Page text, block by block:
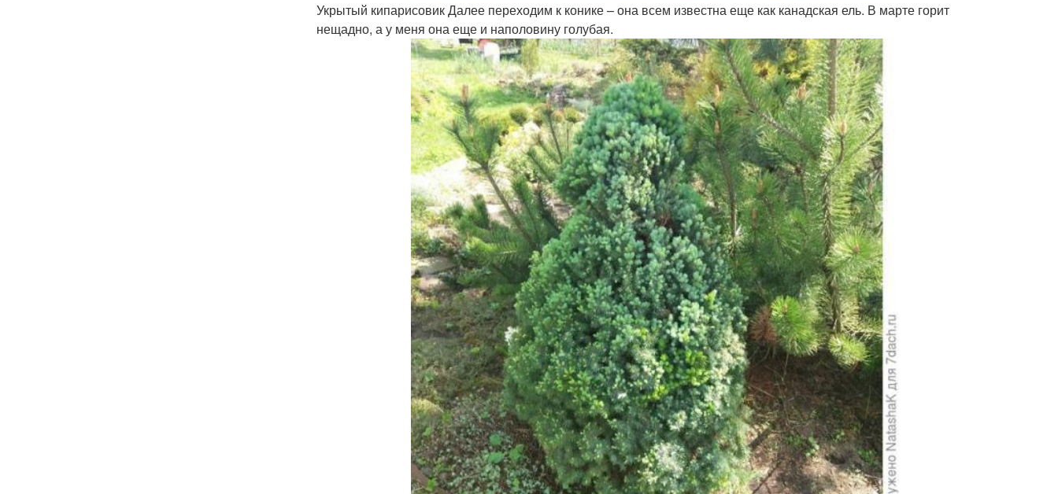
Укрытый кипарисовик Далее переходим к конике – она всем известна еще как канадская ель. В марте горит
нещадно, а у меня она еще и наполовину голубая.